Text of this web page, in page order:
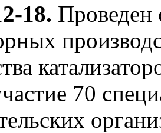
18. Проведен
70